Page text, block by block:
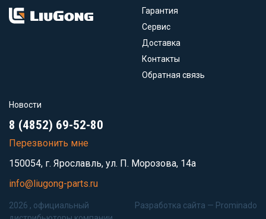
Гарантия
Сервис
Доставка
Контакты
Обратная связь
Новости
8 (4852) 69-52-80
Перезвонить мне
150054, г. Ярославль, ул. П. Морозова, 14а
info@liugong-parts.ru
2026 , официальный
Разработка сайта — Prominado